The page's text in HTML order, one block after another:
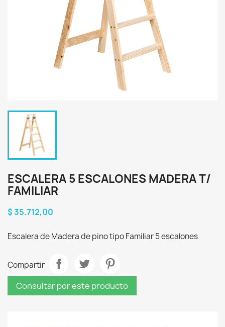
ESCALERA 5 ESCALONES MADERA T/
FAMILIAR
$ 35.712,00
Escalera de Madera de pino tipo Familiar 5 escalones
Compartir
Consultar por este producto